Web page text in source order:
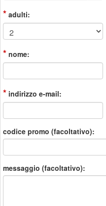
* adulti:
* nome:
* indirizzo e-mail:
codice promo (facoltativo):
messaggio (facoltativo):